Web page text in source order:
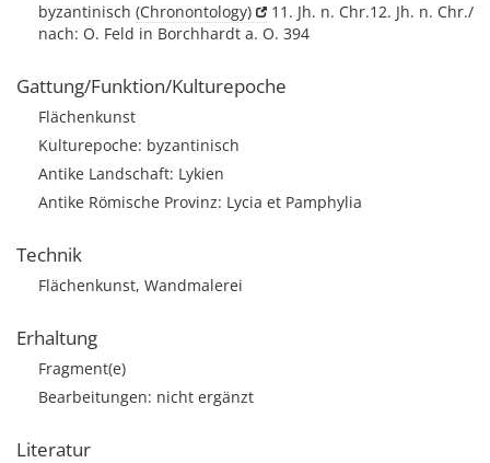
byzantinisch (Chronontology)
11. Jh. n. Chr.12. Jh. n. Chr./
nach: O. Feld in Borchhardt a. O. 394
Gattung/Funktion/Kulturepoche
Flächenkunst
Kulturepoche: byzantinisch
Antike Landschaft: Lykien
Antike Römische Provinz: Lycia et Pamphylia
Technik
Flächenkunst, Wandmalerei
Erhaltung
Fragment(e)
Bearbeitungen: nicht ergänzt
Literatur